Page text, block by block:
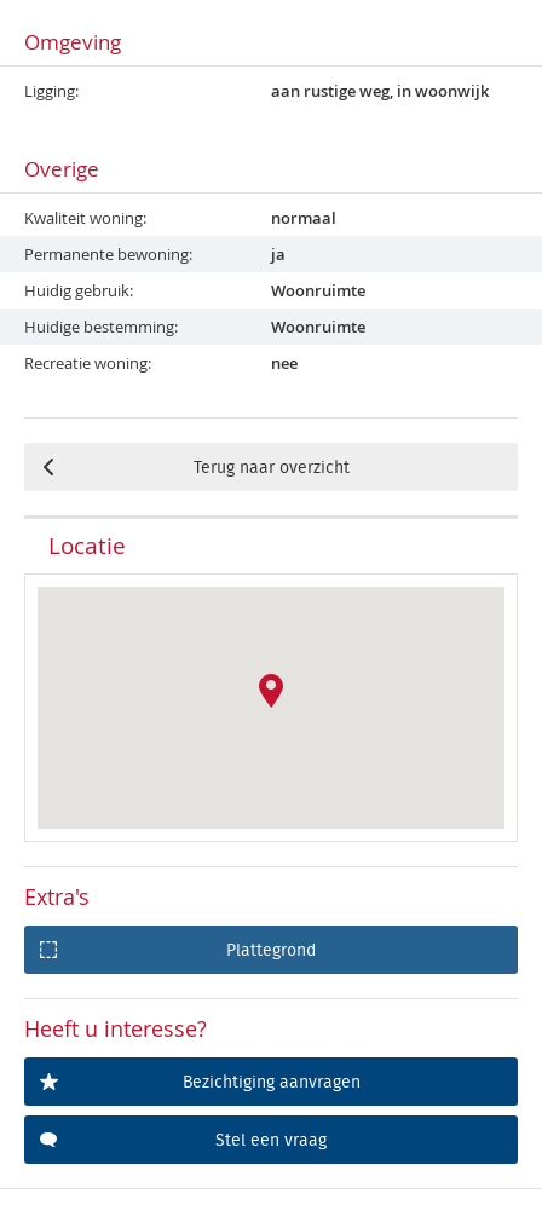
Omgeving
Ligging aan rustige weg, in woonwijk
Overige
Kwaliteit woning
normaal
Permanente bewoning
ja
Huidig gebruik
Woonruimte
Huidige bestemming
Woonruimte
Recreatie woning
nee
Terug naar overzicht
Locatie
Extra's
Plattegrond
Heeft u interesse?
Bezichtiging aanvragen
Stel een vraag